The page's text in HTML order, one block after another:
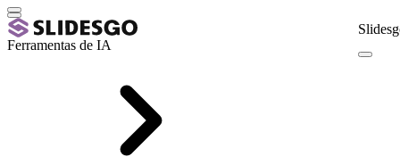
Ferramentas de IA